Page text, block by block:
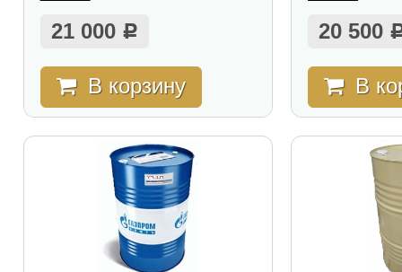
21 000 Р
В корзину
20 500
В